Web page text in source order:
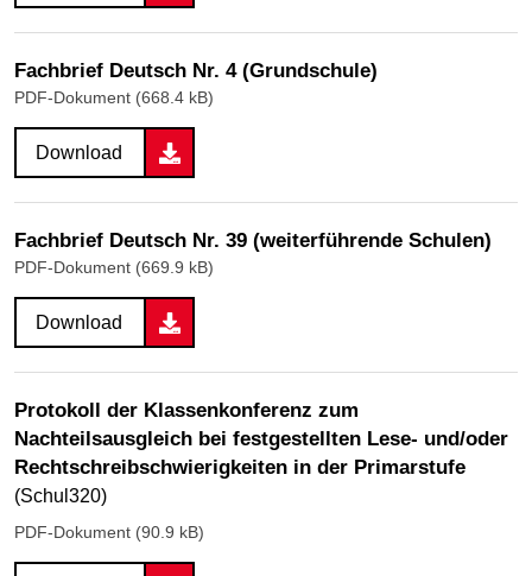
Fachbrief Deutsch Nr. 4 (Grundschule)
PDF-Dokument (668.4 kB)
Download
Fachbrief Deutsch Nr. 39 (weiterführende Schulen)
PDF-Dokument (669.9 kB)
Download
Protokoll der Klassenkonferenz zum
Nachteilsausgleich bei festgestellten Lese- und/oder
Rechtschreibschwierigkeiten in der Primarstufe
(Schul320)
PDF-Dokument (90.9 kB)